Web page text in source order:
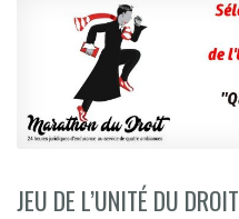
JEU DE L’UNITÉ DU DROIT